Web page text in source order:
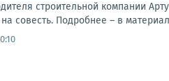
строительной компании
на совесть. Подробнее – в